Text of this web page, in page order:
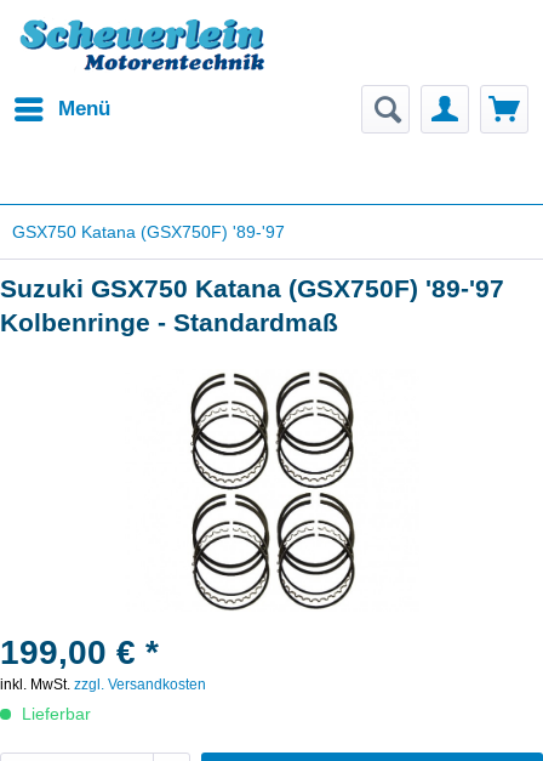
Menü
GSX750 Katana (GSX750F) '89-'97
Suzuki GSX750 Katana (GSX750F) '89-'97
Kolbenringe - Standardmaß
199,00 € *
inkl. MwSt. zzgl. Versandkosten
Lieferbar